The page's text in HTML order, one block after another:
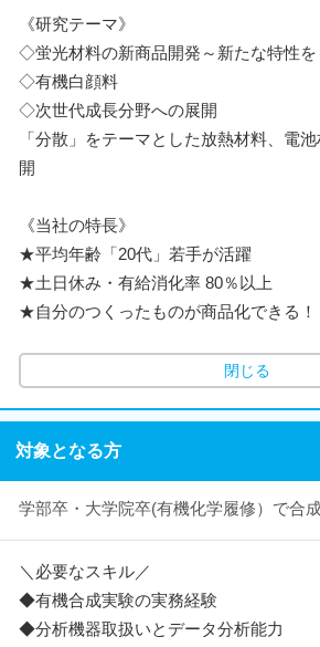
《研究テーマ》
◇蛍光材料の新商品開発～新たな特性を
◇有機白顔料
◇次世代成長分野への展開
「分散」をテーマとした放熱材料、電
開
《当社の特長》
★平均年齢「20代」若手が活躍
★土日休み・有給消化率 80％以上
★自分のつくったものが商品化できる！
閉じる
対象となる方
学部卒・大学院卒(有機化学履修）で合
＼必要なスキル／
◆有機合成実験の実務経験
◆分析機器取扱いとデータ分析能力